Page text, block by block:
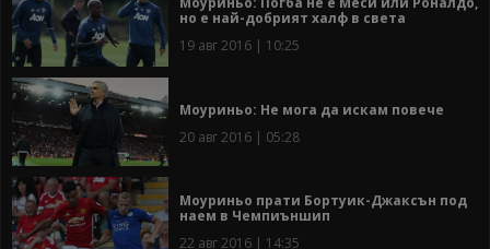
но е най-добрият халф в света
19 авг 2016 | 10:25
Моуриньо: Не мога да искам повече
20 авг 2016 | 05:28
Моуриньо прати Бортуик-Джаксън под
наем в Чемпиъншип
22 авг 2016 | 14:35